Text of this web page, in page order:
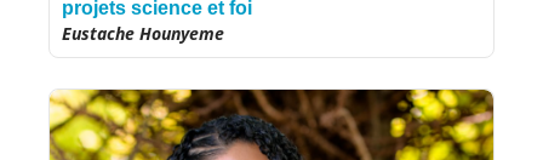
projets science et foi
Eustache Hounyeme